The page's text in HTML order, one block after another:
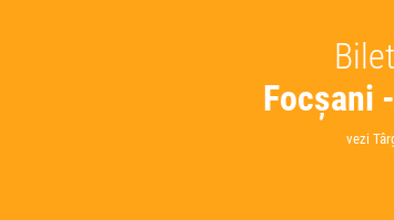
Focșani
vezi